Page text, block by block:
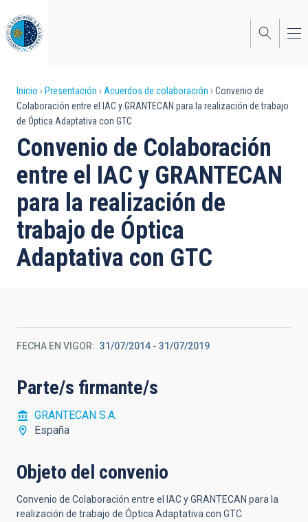
al
contenido
principal
Sobrescribir
enlaces
de
ayuda
a
la
navegación
Inicio Presentación Acuerdos de colaboración
Convenio de
Colaboración entre el IAC y GRANTECAN para la realización de trabajo
de Óptica Adaptativa con GTC
Convenio de Colaboración
entre el IAC y GRANTECAN
para la realización de
trabajo de Óptica
Adaptativa con GTC
FECHA EN VIGOR 31/07/2014 - 31/07/2019
Parte/s firmante/s
GRANTECAN S.A.
España
Objeto del convenio
Convenio de Colaboración entre el IAC y GRANTECAN para la
realización de trabajo de Óptica Adaptativa con GTC